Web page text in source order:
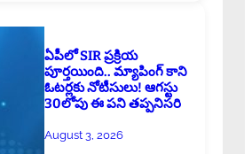
ఏపీలో SIR ప్రక్రియ
పూర్తయింది.. మ్యాపింగ్ కాని
ఓటర్లకు నోటీసులు! ఆగస్టు
30లోపు ఈ పని తప్పనిసరి
August 3, 2026